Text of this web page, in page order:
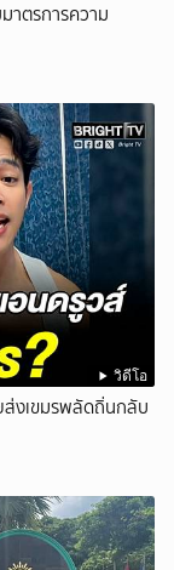
าตรการความ
วิดีโอ
ส่งเขมรพลัดถิ่นกลับ